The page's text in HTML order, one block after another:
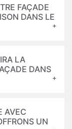
FAÇADE
DANS LE
LA
DANS
AVEC
UN